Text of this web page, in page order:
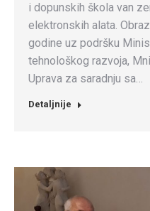
i dopunskih škola van
elektronskih alata.
godine uz podršku
tehnološkog razvoja,
Uprava za saradnju sa…
Detaljnije